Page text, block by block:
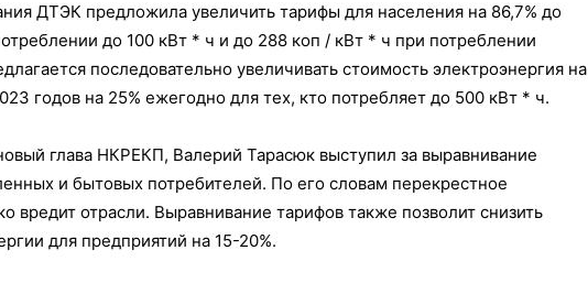
ДТЭК предложила увеличить тарифы для населения на 86,7% до
до 100 кВт * ч и до 288 коп / кВт * ч при потреблении
последовательно увеличивать стоимость электроэнергия на
годов на 25% ежегодно для тех, кто потребляет до 500 кВт * ч.
глава НКРЕКП, Валерий Тарасюк выступил за выравнивание
и бытовых потребителей. По его словам перекрестное
вредит отрасли. Выравнивание тарифов также позволит снизить
для предприятий на 15-20%.